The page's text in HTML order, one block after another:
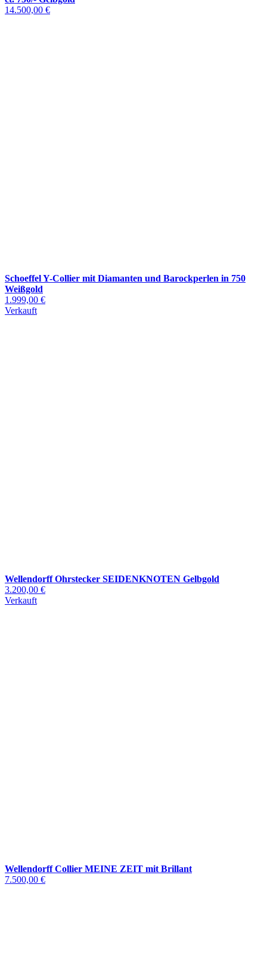
14.500,00 €
Schoeffel Y-Collier mit Diamanten und Barockperlen in 750
Weißgold
1.999,00 €
Verkauft
Wellendorff Ohrstecker SEIDENKNOTEN Gelbgold
3.200,00 €
Verkauft
Wellendorff Collier MEINE ZEIT mit Brillant
7.500,00 €